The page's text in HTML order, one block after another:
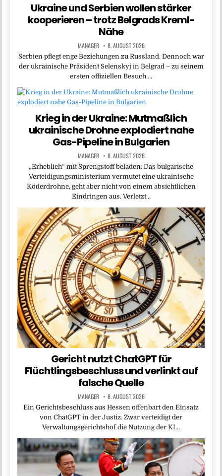
Ukraine und Serbien wollen stärker
kooperieren – trotz Belgrads Kreml-
Nähe
MANAGER 8. AUGUST 2026
Serbien pflegt enge Beziehungen zu Russland. Dennoch war
der ukrainische Präsident Selenskyj in Belgrad – zu seinem
ersten offiziellen Besuch….
Krieg in der Ukraine: Mutmaßlich
ukrainische Drohne explodiert nahe
Gas-Pipeline in Bulgarien
MANAGER 8. AUGUST 2026
„Erheblich“ mit Sprengstoff beladen: Das bulgarische
Verteidigungsministerium vermutet eine ukrainische
Köderdrohne, geht aber nicht von einem absichtlichen
Eindringen aus. Verletzt…
Gericht nutzt ChatGPT für
Flüchtlingsbeschluss und verlinkt auf
falsche Quelle
MANAGER 8. AUGUST 2026
Ein Gerichtsbeschluss aus Hessen offenbart den Einsatz
von ChatGPT in der Justiz. Zwar verteidigt der
Verwaltungsgerichtshof die Nutzung der KI…